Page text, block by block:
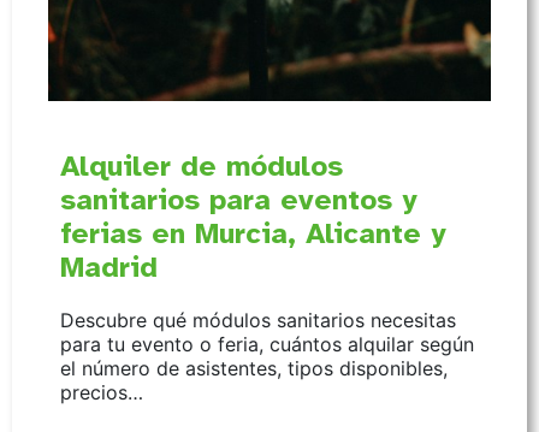
Alquiler de módulos
sanitarios para eventos y
ferias en Murcia, Alicante y
Madrid
Descubre qué módulos sanitarios necesitas
para tu evento o feria, cuántos alquilar según
el número de asistentes, tipos disponibles,
precios…